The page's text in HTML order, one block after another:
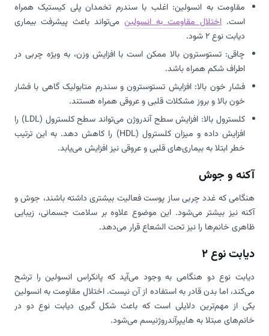
مقاومت به انسولین: اغلب با سندرم تخمدان پلی کیستیک همراه
است. اختلال مقاومت به انسولین می‌تواند باعث پیشرفت بیماری
دیابت نوع 2 شود.
چاقی: تستوسترون بالا ممکن است با افزایش وزن، به ویژه چربی در
اطراف شکم همراه باشد.
فشار خون بالا: افزایش تستوسترون و سندرم متابولیک گاهی با فشار
خون بالا و بروز مشکلات قلبی و عروقی همراه هستند.
کلسترول بالا: افزایش سطح آندروژن می‌تواند سطح کلسترول (LDL) را
افزایش داده و میزان کلسترول (HDL) را کاهش دهد. به این ترتیب
خطر ابتلا به بیماری‌های قلبی و عروقی نیز افزایش می‌یابد.
آکنه و جوش
هنگامی که غدد چربی ساز پوست فعالیت بیشتری داشته باشند، جوش و
آکنه نیز بیشتر می‌شود. این موضوع علاوه بر سلامت جسمانی، زیبایی
ظاهری خانم‌ها را نیز تحت الشعاع قرار می‌دهد.
دیابت نوع 2
دیابت نوع دو هنگامی به وجود می‌آید که پانکراس انسولین را ترشح
می‌کند، اما بدن قادر به استفاده از آن نیست. اختلال مقاومت به انسولین
یکی از مهم‌ترین دلایلی است که باعث شکل گیری دیابت نوع دو در
خانم‌های مبتلا به هایپرآندروژنیسم می‌شود.